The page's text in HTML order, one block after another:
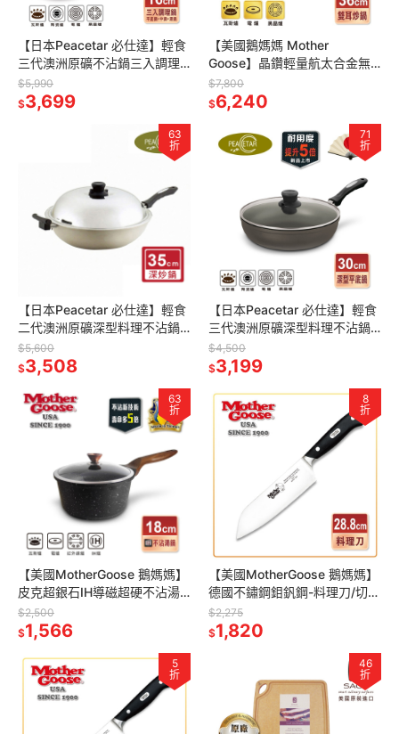
【日本Peacetar 必仕達】輕食
三代澳洲原礦不沾鍋三入調理
鍋16cm(平底鍋+湯鍋+調理鍋)
$5,990
$3,699
【美國鵝媽媽 Mother
Goose】晶鑽輕量航太合金無
塗層物理性不沾節能深炒鍋
36cm-雙耳炒鍋
$7,800
$6,240
63
折
【日本Peacetar 必仕達】輕食
二代澳洲原礦深型料理不沾鍋
炒鍋(35cm)
$5,600
$3,508
71
折
【日本Peacetar 必仕達】輕食
三代澳洲原礦深型料理不沾鍋
平底鍋(30cm)
$4,500
$3,199
63
折
【美國MotherGoose 鵝媽媽】
皮克超銀石IH導磁超硬不沾湯
鍋18cm
$2,500
$1,566
8
折
【美國MotherGoose 鵝媽媽】
德國不鏽鋼鉬釩鋼-料理刀/切菜
刀/切肉刀28.8cm
$2,275
$1,820
5
折
46
折